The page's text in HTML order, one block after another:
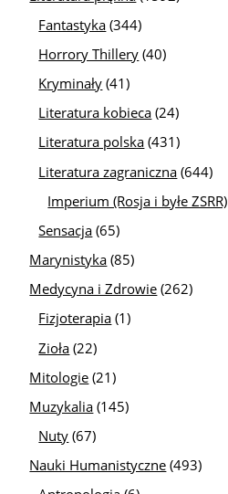
Fantastyka (344)
Horrory Thillery (40)
Kryminały (41)
Literatura kobieca (24)
Literatura polska (431)
Literatura zagraniczna (644)
Imperium (Rosja i byłe ZSRR)
Sensacja (65)
Marynistyka (85)
Medycyna i Zdrowie (262)
Fizjoterapia (1)
Zioła (22)
Mitologie (21)
Muzykalia (145)
Nuty (67)
Nauki Humanistyczne (493)